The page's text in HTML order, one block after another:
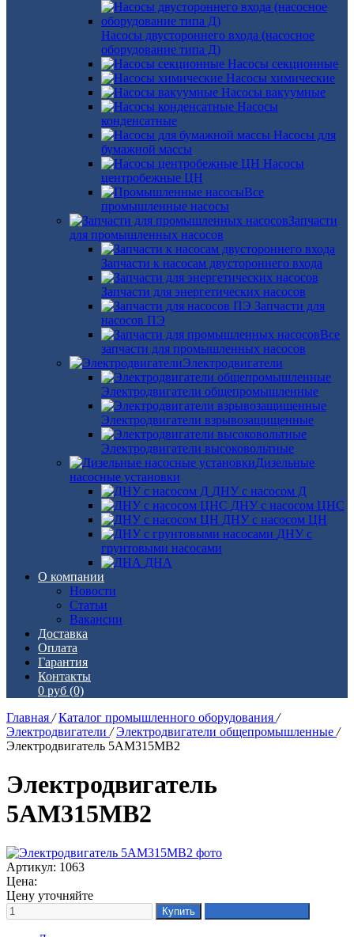
Насосы двустороннего входа (насосное
оборудование типа Д)
Насосы секционные
Насосы химические
Насосы вакуумные
Насосы
конденсатные
Насосы для
бумажной массы
Насосы
центробежные ЦН
Все
промышленные насосы
Запчасти
для промышленных насосов
Запчасти к насосам двустороннего входа
Запчасти для энергетических насосов
Запчасти для
насосов ПЭ
Все
запчасти для промышленных насосов
Электродвигатели
Электродвигатели общепромышленные
Электродвигатели взрывозащищенные
Электродвигатели высоковольтные
Дизельные
насосные установки
ДНУ с насосом Д
ДНУ с насосом ЦНС
ДНУ с насосом ЦН
ДНУ с
грунтовыми насосами
ДНА
О компании
Новости
Статьи
Вакансии
Доставка
Оплата
Гарантия
Контакты
0 руб (0)
Главная / Каталог промышленного оборудования /
Электродвигатели / Электродвигатели общепромышленные /
Электродвигатель 5АМ315МВ2
Электродвигатель
5АМ315МВ2
Артикул: 1063
Цена:
Цену уточняйте